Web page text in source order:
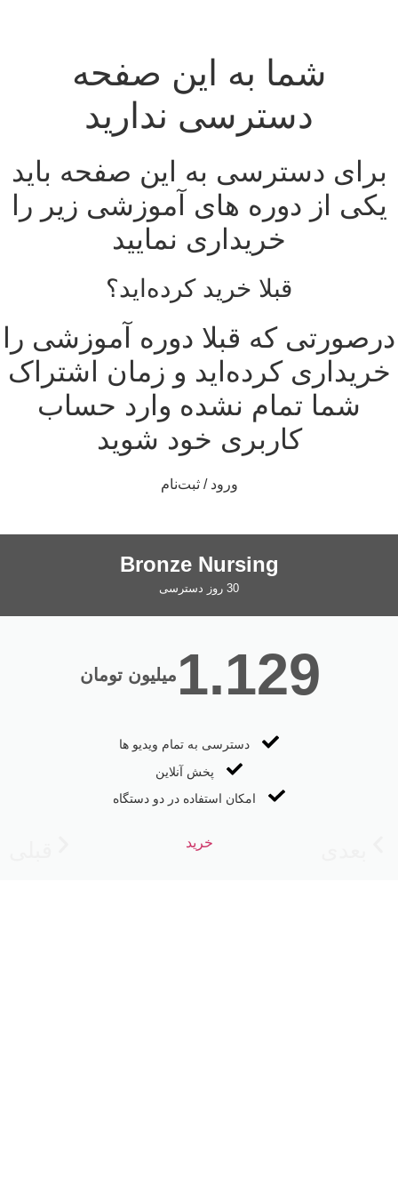
شما به این صفحه
دسترسی ندارید
برای دسترسی به این صفحه باید
یکی از دوره های آموزشی زیر را
خریداری نمایید
قبلا خرید کرده‌اید؟
درصورتی که قبلا دوره آموزشی را
خریداری کرده‌اید و زمان اشتراک
شما تمام نشده وارد حساب
کاربری خود شوید
ورود / ثبت‌نام
Bronze Nursing
30 روز دسترسی
میلیون تومان 1.129
دسترسی به تمام ویدیو ها
پخش آنلاین
امکان استفاده در دو دستگاه
خرید